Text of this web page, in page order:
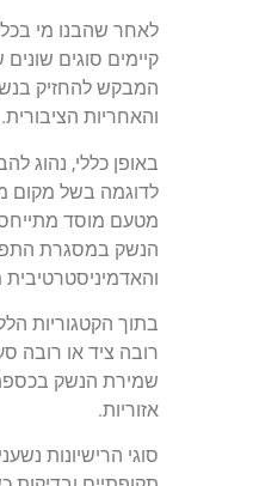
לאחר שהבנו מי
קיימים סוגים
המבקש להחזיק
והאחריות הציבורית.
באופן כללי, נהוג
לדוגמה בשל מקום
מטעם מוסד
הנשק במסגרת
בתוך הקטגוריות
רובה ציד או רובה
שמירת הנשק בכספת
אזוריות.
סוגי הרישיונות